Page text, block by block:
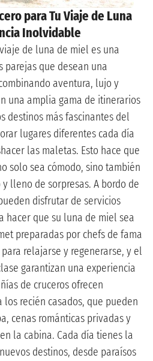
para Tu Viaje de Luna
Inolvidable
de luna de miel es una
parejas que desean una
aventura, lujo y
una amplia gama de itinerarios
destinos más fascinantes del
lugares diferentes cada día
las maletas. Esto hace que
solo sea cómodo, sino también
lleno de sorpresas. A bordo de
disfrutar de servicios
hacer que su luna de miel sea
preparadas por chefs de fama
relajarse y regenerarse, y el
garantizan una experiencia
de cruceros ofrecen
recién casados, que pueden
cenas románticas privadas y
la cabina. Cada día tienes la
destinos, desde paraísos